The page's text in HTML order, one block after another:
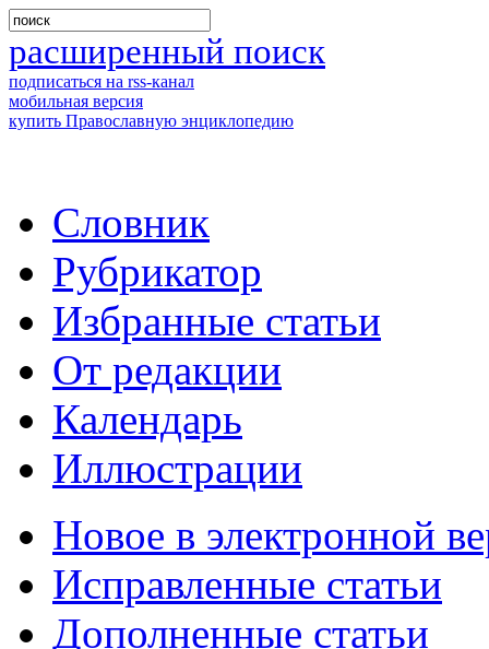
расширенный поиск
подписаться на rss-канал
мобильная версия
купить Православную энциклопедию
Словник
Рубрикатор
Избранные статьи
От редакции
Календарь
Иллюстрации
Новое в электронной
Исправленные статьи
Дополненные статьи